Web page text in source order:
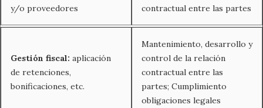
y/o proveedores
contractual entre las partes
Gestión fiscal: aplicación
de retenciones,
bonificaciones, etc.
Mantenimiento, desarrollo y
control de la relación
contractual entre las
partes; Cumplimiento
obligaciones legales